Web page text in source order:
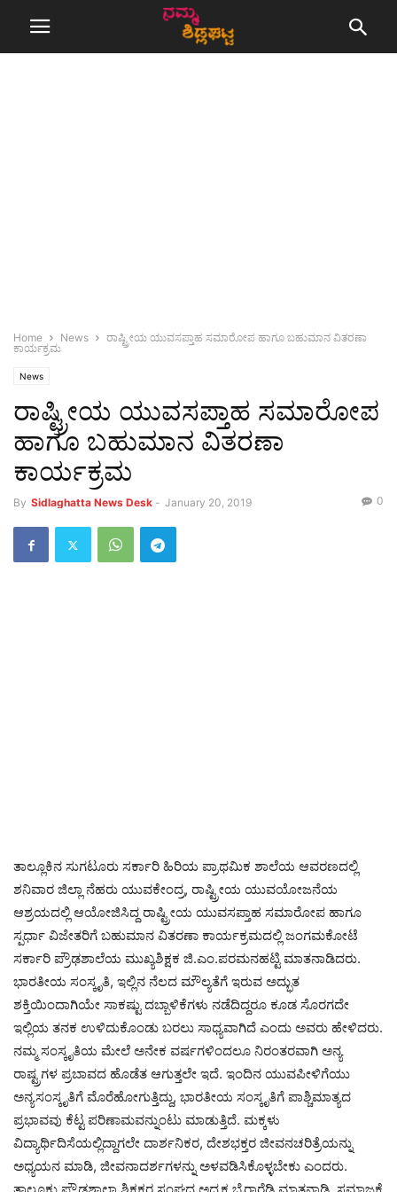
Home News
ರಾಷ್ಟ್ರೀಯ ಯುವಸಪ್ತಾಹ ಸಮಾರೋಪ ಹಾಗೂ ಬಹುಮಾನ ವಿತರಣಾ
ಕಾರ್ಯಕ್ರಮ
News
ರಾಷ್ಟ್ರೀಯ ಯುವಸಪ್ತಾಹ ಸಮಾರೋಪ
ಹಾಗೂ ಬಹುಮಾನ ವಿತರಣಾ
ಕಾರ್ಯಕ್ರಮ
By Sidlaghatta News Desk - January 20, 2019 0
ತಾಲ್ಲೂಕಿನ ಸುಗಟೂರು ಸರ್ಕಾರಿ ಹಿರಿಯ ಪ್ರಾಥಮಿಕ ಶಾಲೆಯ ಆವರಣದಲ್ಲಿ
ಶನಿವಾರ ಜಿಲ್ಲಾ ನೆಹರು ಯುವಕೇಂದ್ರ, ರಾಷ್ಟ್ರೀಯ ಯುವಯೋಜನೆಯ
ಆಶ್ರಯದಲ್ಲಿ ಆಯೋಜಿಸಿದ್ದ ರಾಷ್ಟ್ರೀಯ ಯುವಸಪ್ತಾಹ ಸಮಾರೋಪ ಹಾಗೂ
ಸ್ಪರ್ಧಾ ವಿಜೇತರಿಗೆ ಬಹುಮಾನ ವಿತರಣಾ ಕಾರ್ಯಕ್ರಮದಲ್ಲಿ ಜಂಗಮಕೋಟೆ
ಸರ್ಕಾರಿ ಪ್ರೌಢಶಾಲೆಯ ಮುಖ್ಯಶಿಕ್ಷಕ ಜಿ.ಎಂ.ಪರಮನಹಟ್ಟಿ ಮಾತನಾಡಿದರು.
ಭಾರತೀಯ ಸಂಸ್ಕೃತಿ, ಇಲ್ಲಿನ ನೆಲದ ಮೌಲ್ಯತೆಗೆ ಇರುವ ಅದ್ಭುತ
ಶಕ್ತಿಯಿಂದಾಗಿಯೇ ಸಾಕಷ್ಟು ದಬ್ಬಾಳಿಕೆಗಳು ನಡೆದಿದ್ದರೂ ಕೂಡ ಸೊರಗದೇ
ಇಲ್ಲಿಯ ತನಕ ಉಳಿದುಕೊಂಡು ಬರಲು ಸಾಧ್ಯವಾಗಿದೆ ಎಂದು ಅವರು ಹೇಳಿದರು.
ನಮ್ಮ ಸಂಸ್ಕೃತಿಯ ಮೇಲೆ ಅನೇಕ ವರ್ಷಗಳಿಂದಲೂ ನಿರಂತರವಾಗಿ ಅನ್ಯ
ರಾಷ್ಟ್ರಗಳ ಪ್ರಬಾವದ ಹೊಡೆತ ಆಗುತ್ತಲೇ ಇದೆ. ಇಂದಿನ ಯುವಪೀಳಿಗೆಯು
ಅನ್ಯಸಂಸ್ಕೃತಿಗೆ ಮೊರೆಹೋಗುತ್ತಿದ್ದು, ಭಾರತೀಯ ಸಂಸ್ಕೃತಿಗೆ ಪಾಶ್ಚಿಮಾತ್ಯದ
ಪ್ರಭಾವವು ಕೆಟ್ಟ ಪರಿಣಾಮವನ್ನುಂಟು ಮಾಡುತ್ತಿದೆ. ಮಕ್ಕಳು
ವಿದ್ಯಾರ್ಥಿದಿಸೆಯಲ್ಲಿದ್ದಾಗಲೇ ದಾರ್ಶನಿಕರ, ದೇಶಭಕ್ತರ ಜೀವನಚರಿತ್ರೆಯನ್ನು
ಅಧ್ಯಯನ ಮಾಡಿ, ಜೀವನಾದರ್ಶಗಳನ್ನು ಅಳವಡಿಸಿಕೊಳ್ಳಬೇಕು ಎಂದರು.